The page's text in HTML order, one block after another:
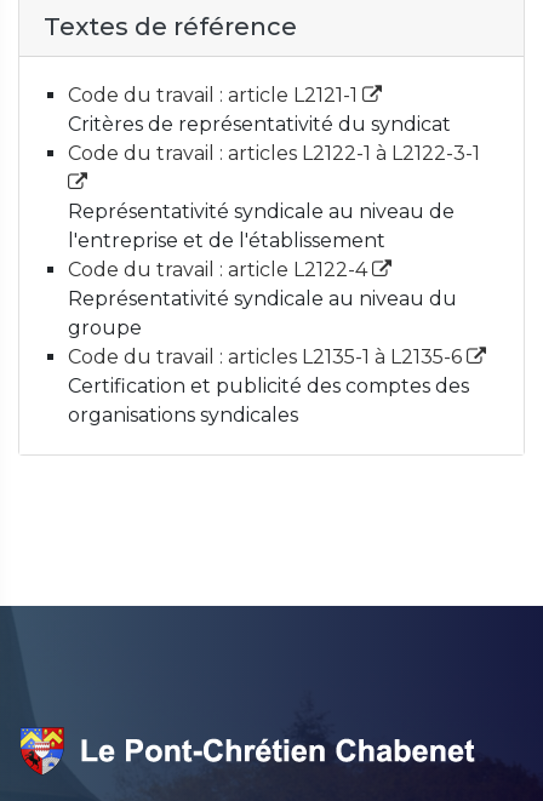
Textes de référence
Code du travail : article L2121-1
Critères de représentativité du syndicat
Code du travail : articles L2122-1 à L2122-3-1
Représentativité syndicale au niveau de
l'entreprise et de l'établissement
Code du travail : article L2122-4
Représentativité syndicale au niveau du
groupe
Code du travail : articles L2135-1 à L2135-6
Certification et publicité des comptes des
organisations syndicales